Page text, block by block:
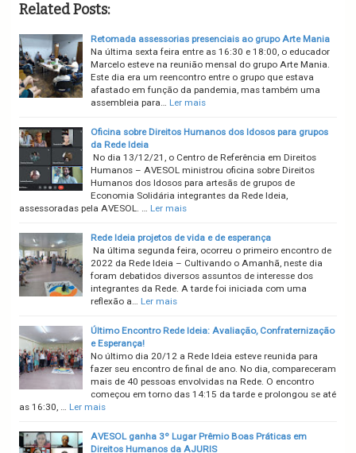
Related Posts:
Retomada assessorias presenciais ao grupo Arte Mania
Na última sexta feira entre as 16:30 e 18:00, o educador
Marcelo esteve na reunião mensal do grupo Arte Mania.
Este dia era um reencontro entre o grupo que estava
afastado em função da pandemia, mas também uma
assembleia para… Ler mais
Oficina sobre Direitos Humanos dos Idosos para grupos
da Rede Ideia
No dia 13/12/21, o Centro de Referência em Direitos
Humanos – AVESOL ministrou oficina sobre Direitos
Humanos dos Idosos para artesãs de grupos de
Economia Solidária integrantes da Rede Ideia,
assessoradas pela AVESOL. … Ler mais
Rede Ideia projetos de vida e de esperança
Na última segunda feira, ocorreu o primeiro encontro de
2022 da Rede Ideia – Cultivando o Amanhã, neste dia
foram debatidos diversos assuntos de interesse dos
integrantes da Rede. A tarde foi iniciada com uma
reflexão a… Ler mais
Último Encontro Rede Ideia: Avaliação, Confraternização
e Esperança!
No último dia 20/12 a Rede Ideia esteve reunida para
fazer seu encontro de final de ano. No dia, compareceram
mais de 40 pessoas envolvidas na Rede. O encontro
começou em torno das 14:15 da tarde e prolongou se até
as 16:30, … Ler mais
AVESOL ganha 3º Lugar Prêmio Boas Práticas em
Direitos Humanos da AJURIS